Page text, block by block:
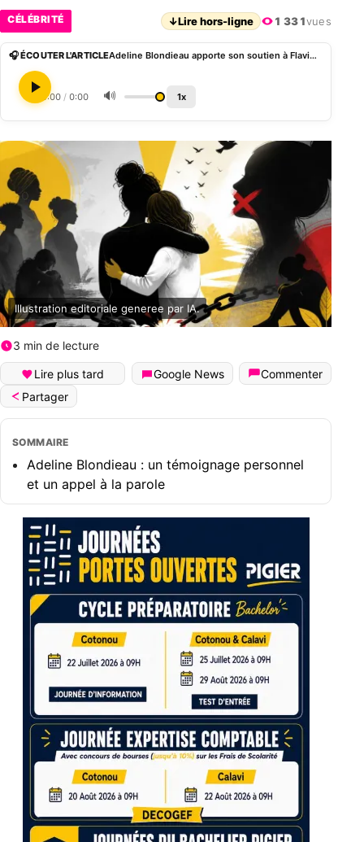
CÉLÉBRITÉ ↓Lire hors-ligne 1 331vues
🎧 ÉCOUTER L'ARTICLE Adeline Blondieau apporte son soutien à Flavie Flament en marge de l’affaire Patrick Bruel
0:00 / 0:00 🔊 1x
Illustration editoriale generee par IA.
3 min de lecture
Lire plus tard Google News
Commenter
Partager
SOMMAIRE
Adeline Blondieau : un témoignage personnel
et un appel à la parole